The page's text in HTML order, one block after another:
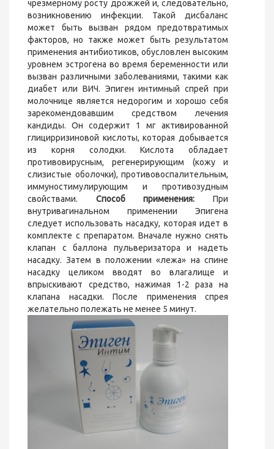
чрезмерному росту дрожжей и, следовательно,
возникновению инфекции. Такой дисбаланс
может быть вызван рядом предотвратимых
факторов, но также может быть результатом
применения антибиотиков, обусловлен высоким
уровнем эстрогена во время беременности или
вызван различными заболеваниями, такими как
диабет или ВИЧ. Эпиген интимный спрей при
молочнице является недорогим и хорошо себя
зарекомендовавшим средством лечения
кандиды. Он содержит 1 мг активированной
глицирризиновой кислоты, которая добывается
из корня солодки. Кислота обладает
противовирусным, регенерирующим (кожу и
слизистые оболочки), противовоспалительным,
иммуностимулирующим и противозудным
свойствами. Способ применения: При
внутривагинальном применении Эпигена
следует использовать насадку, которая идет в
комплекте с препаратом. Вначале нужно снять
клапан с баллона пульверизатора и надеть
насадку. Затем в положении «лежа» на спине
насадку целиком вводят во влагалище и
впрыскивают средство, нажимая 1-2 раза на
клапана насадки. После применения спрея
желательно полежать не менее 5 минут.